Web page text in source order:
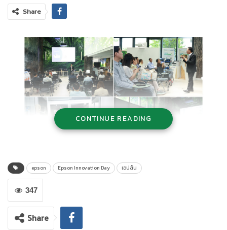
Share
เอปสันเดินหน้าสร้างความยั่งยืนให้สังคมและสิ่งแวดล้อม ด้วยการจัด
งานEpson Innovation Day
business growth with Epson sustainable innovations เพื่อ
สนับสนุนการเติบโตของธุรกิจอย่างยั่งยืน ด้วยการใช้เทคโนโลยีและ
นวัตกรรมที่เป็นมิตรต่อสิ่งแวดล้อม พร้อมส่งเสริมการพัฒนาอย่างมี
CONTINUE READING
epson Epson Innovation Day เอปสัน
347
Share